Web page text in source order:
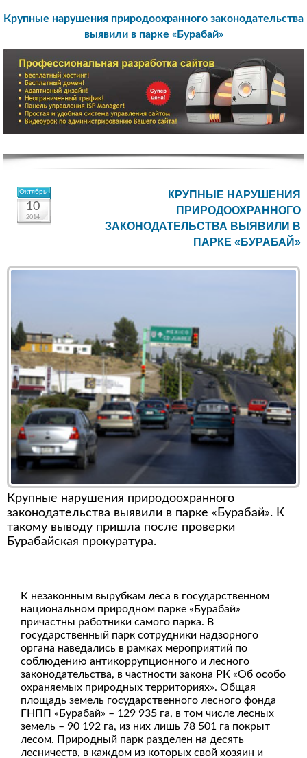
Крупные нарушения природоохранного законодательства
выявили в парке «Бурабай»
Октябрь
10
2014
КРУПНЫЕ НАРУШЕНИЯ
ПРИРОДООХРАННОГО
ЗАКОНОДАТЕЛЬСТВА ВЫЯВИЛИ В
ПАРКЕ «БУРАБАЙ»
Крупные нарушения природоохранного
законодательства выявили в парке «Бурабай». К
такому выводу пришла после проверки
Бурабайская прокуратура.
К незаконным вырубкам леса в государственном
национальном природном парке «Бурабай»
причастны работники самого парка. В
государственный парк сотрудники надзорного
органа наведались в рамках мероприятий по
соблюдению антикоррупционного и лесного
законодательства, в частности закона РК «Об особо
охраняемых природных территориях». Общая
площадь земель государственного лесного фонда
ГНПП «Бурабай» – 129 935 га, в том числе лесных
земель – 90 192 га, из них лишь 78 501 га покрыт
лесом. Природный парк разделен на десять
лесничеств, в каждом из которых свой хозяин и